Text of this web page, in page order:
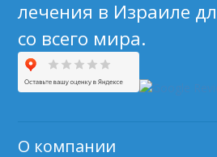
лечения в Израиле
со всего мира.
О компании